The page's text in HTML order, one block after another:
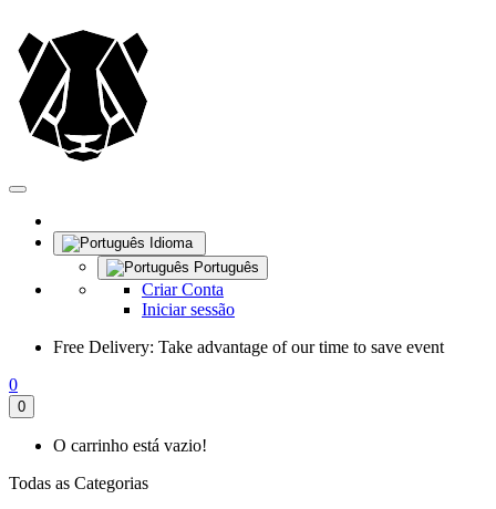
Idioma
Português
Criar Conta
Iniciar sessão
Free Delivery: Take advantage of our time to save event
0
0
O carrinho está vazio!
Todas as Categorias